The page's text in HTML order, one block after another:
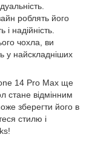
роблять його
надійність.
чохла, ви
у найскладніших
14 Pro Max ще
стане відмінним
зберегти його в
стилю і